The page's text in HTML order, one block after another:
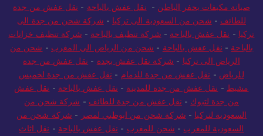
صيانة مكيفات بحفر الباطن - نقل عفش بالباحة - نقل عفش من جدة
للطائف - شحن من السعودية الى تركيا - شركة شحن من جدة الى
تركيا - نقل عفش بالباحة - شركة تنظيف بالباحة - شركة تنظيف خزانات
بالباحة - نقل عفش بالباحة - شحن من الرياض الي المغرب - شحن من
الرياض الى تركيا - شركة نقل عفش بجدة - نقل عفش من جدة
للرياض - نقل عفش من جدة للدمام - نقل عفش من جدة لخميس
مشيط - نقل عفش من جدة للمدينة - نقل عفش بالباحة - نقل عفش
من جدة لتبوك - نقل عفش من جدة للطائف - شركة شحن من
السعودية لتركيا - شركة شحن من ابوظبي لمصر - شركة شحن من
السعودية للمغرب - شحن للمغرب - نقل عفش بالباحة - نقل اثاث